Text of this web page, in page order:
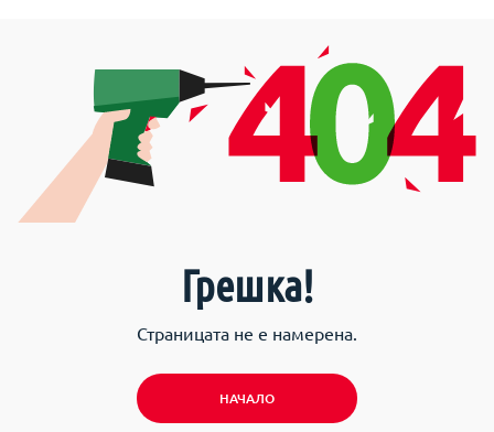
Грешка!
Страницата не е намерена.
НАЧАЛО